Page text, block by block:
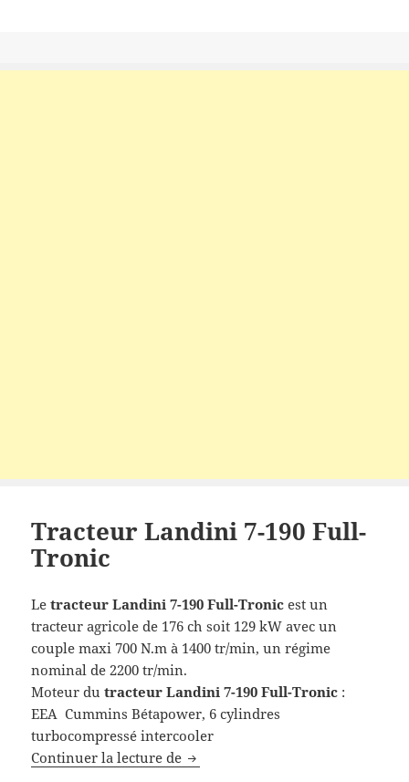
Tracteur Landini 7-190 Full-
Tronic
Letracteur Landini 7-190 Full-Tronicest un
tracteur agricole de 176 ch soit 129 kW avec un
couple maxi 700 N.m à 1400 tr/min, un régime
nominal de 2200 tr/min.
Moteur dutracteur Landini 7-190 Full-Tronic :
EEA Cummins Bétapower, 6 cylindres
turbocompressé intercooler
Continuer la lecture de Tracteur Landini 7-190 Full-